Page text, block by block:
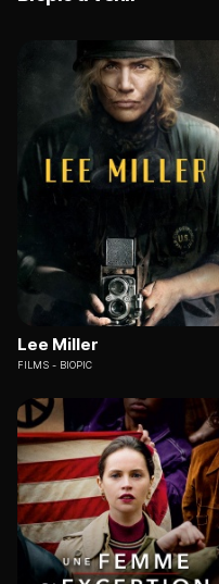
Lee Miller
FILMS BIOPIC